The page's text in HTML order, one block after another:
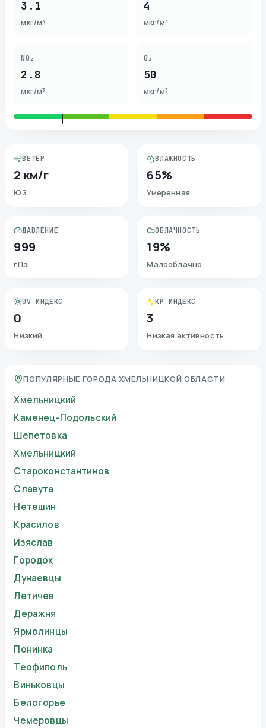
3.1
мкг/м³
4
мкг/м³
NO₂
2.8
мкг/м³
O₃
50
мкг/м³
ВЕТЕР
2 км/г
ЮЗ
ВЛАЖНОСТЬ
65%
Умеренная
ДАВЛЕНИЕ
999
гПа
ОБЛАЧНОСТЬ
19%
Малооблачно
UV ИНДЕКС
0
Низкий
KP ИНДЕКС
3
Низкая активность
ПОПУЛЯРНЫЕ ГОРОДА ХМЕЛЬНИЦКОЙ ОБЛАСТИ
Хмельницкий
Каменец-Подольский
Шепетовка
Хмельницкий
Староконстантинов
Славута
Нетешин
Красилов
Изяслав
Городок
Дунаевцы
Летичев
Деражня
Ярмолинцы
Понинка
Теофиполь
Виньковцы
Белогорье
Чемеровцы